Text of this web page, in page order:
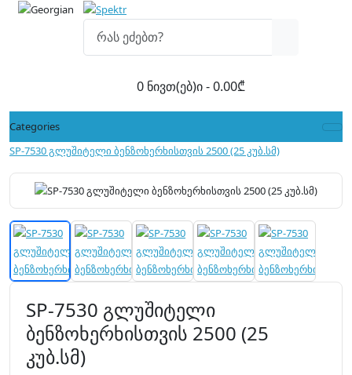
0 ნივთ(ებ)ი - 0.00₾
Categories
SP-7530 გლუშიტელი ბენზოხერხისთვის 2500 (25 კუბ.სმ)
SP-7530 გლუშიტელი
ბენზოხერხისთვის 2500 (25
კუბ.სმ)